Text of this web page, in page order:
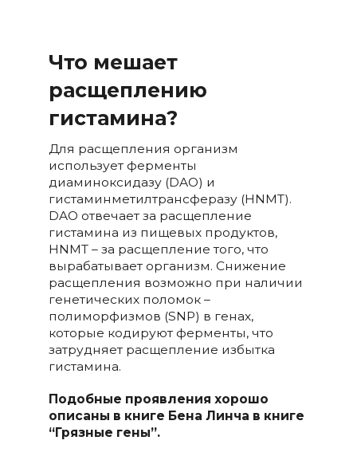
Что мешает
расщеплению
гистамина?
Для расщепления организм
использует ферменты
диаминоксидазу (DAO) и
гистаминметилтрансферазу (HNMT).
DAO отвечает за расщепление
гистамина из пищевых продуктов,
НNMT – за расщепление того, что
вырабатывает организм. Снижение
расщепления возможно при наличии
генетических поломок –
полиморфизмов (SNP) в генах,
которые кодируют ферменты, что
затрудняет расщепление избытка
гистамина.
Подобные проявления хорошо
описаны в книге Бена Линча в книге
“Грязные гены”.